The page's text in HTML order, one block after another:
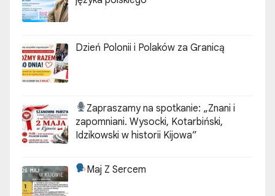
Dzień Polonii i Polaków za Granicą
Zapraszamy na spotkanie: „Znani i
zapomniani. Wysocki, Kotarbiński,
Idzikowski w historii Kijowa”
Maj Z Sercem